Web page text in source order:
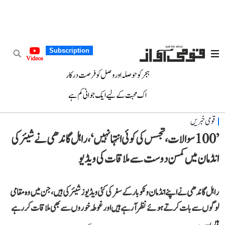
Subscription
Videos
ہجر کو حوصلہ اور وصل کو فرصت درکار
اک محبت کے لیے ایک جوانی کم ہے
قومی خبریں
’100 سوالات، تجسس کی کوئی انتہا نہیں‘، راہل گاندھی نے شیئر کی
انڈمان میں کمسن دوست سے ملاقات کی ویڈیو
راہل گاندھی نے اپنے انڈمان و نکوبار کے سفر کی کئی ویڈیوز شیئر کی ہیں، جن میں وہ مقامی
لوگوں سے بات کرتے ہوئے نظر آ رہے ہیں اور غوطہ خوروں سے بھی ملاقات کر رہے